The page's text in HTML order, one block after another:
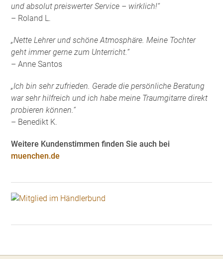
und absolut preiswerter Service – wirklich!“
– Roland L.
„Nette Lehrer und schöne Atmosphäre. Meine Tochter
geht immer gerne zum Unterricht.“
– Anne Santos
„Ich bin sehr zufrieden. Gerade die persönliche Beratung
war sehr hilfreich und ich habe meine Traumgitarre direkt
probieren können.“
– Benedikt K.
Weitere Kundenstimmen finden Sie auch bei
muenchen.de